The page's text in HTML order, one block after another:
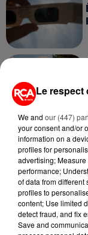
RETROUVEZ
RECEVEZ LES
EN
Le respect
We and our (447)
your consent and/or
information on a
profiles for
advertising;
performance;
of data from
profiles to
content; Use limited
detect fraud, and fix
Save and